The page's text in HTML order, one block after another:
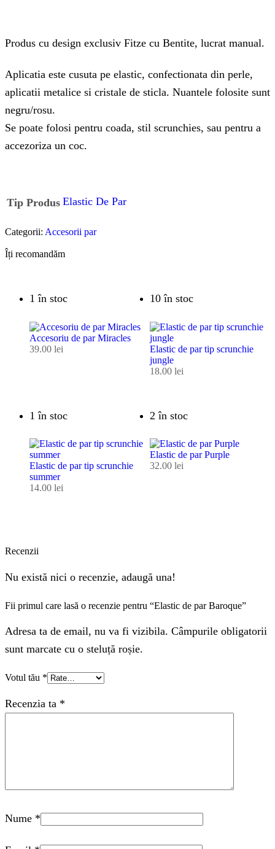
Produs cu design exclusiv Fitze cu Bentite, lucrat manual.
Aplicatia este cusuta pe elastic, confectionata din perle,
aplicatii metalice si cristale de sticla. Nuantele folosite sunt
negru/rosu.
Se poate folosi pentru coada, stil scrunchies, sau pentru a
accezoriza un coc.
Tip Produs Elastic De Par
Categorii: Accesorii par
Îți recomandăm
1 în stoc
Accesoriu de par Miracles
39.00 lei
10 în stoc
Elastic de par tip scrunchie
jungle
18.00 lei
1 în stoc
Elastic de par tip scrunchie
summer
14.00 lei
2 în stoc
Elastic de par Purple
32.00 lei
Recenzii
Nu există nici o recenzie, adaugă una!
Fii primul care lasă o recenzie pentru “Elastic de par Baroque”
Adresa ta de email, nu va fi vizibila. Câmpurile obligatorii
sunt marcate cu o steluță roșie.
Votul tău *
Recenzia ta *
Nume *